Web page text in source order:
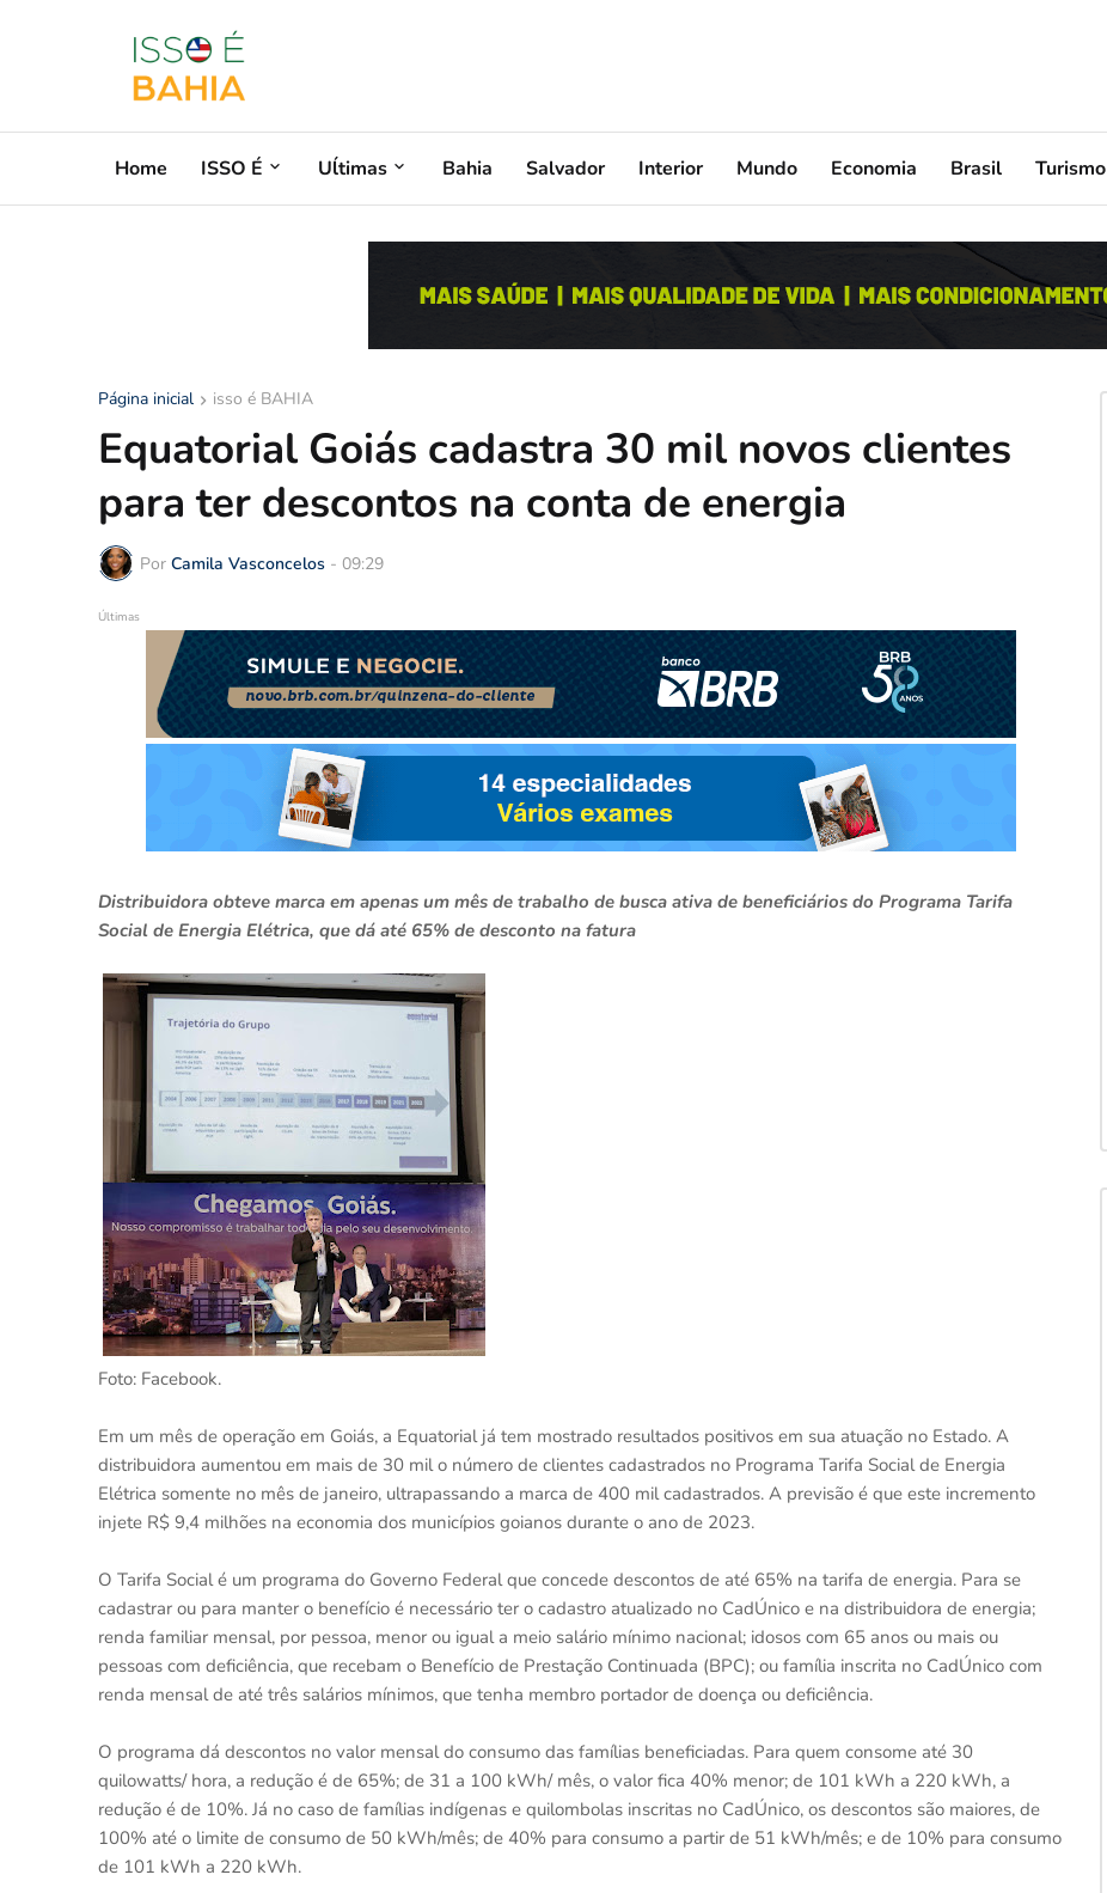
Home ISSO É Uĺtimas Bahia Salvador Interior Mundo Economia Brasil Turismo
Página inicial isso é BAHIA
Equatorial Goiás cadastra 30 mil novos clientes
para ter descontos na conta de energia
Por Camila Vasconcelos - 09:29
Últimas
Distribuidora obteve marca em apenas um mês de trabalho de busca ativa de beneficiários do Programa Tarifa
Social de Energia Elétrica, que dá até 65% de desconto na fatura
Foto: Facebook.
Em um mês de operação em Goiás, a Equatorial já tem mostrado resultados positivos em sua atuação no Estado. A
distribuidora aumentou em mais de 30 mil o número de clientes cadastrados no Programa Tarifa Social de Energia
Elétrica somente no mês de janeiro, ultrapassando a marca de 400 mil cadastrados. A previsão é que este incremento
injete R$ 9,4 milhões na economia dos municípios goianos durante o ano de 2023.
O Tarifa Social é um programa do Governo Federal que concede descontos de até 65% na tarifa de energia. Para se
cadastrar ou para manter o benefício é necessário ter o cadastro atualizado no CadÚnico e na distribuidora de energia;
renda familiar mensal, por pessoa, menor ou igual a meio salário mínimo nacional; idosos com 65 anos ou mais ou
pessoas com deficiência, que recebam o Benefício de Prestação Continuada (BPC); ou família inscrita no CadÚnico com
renda mensal de até três salários mínimos, que tenha membro portador de doença ou deficiência.
O programa dá descontos no valor mensal do consumo das famílias beneficiadas. Para quem consome até 30
quilowatts/ hora, a redução é de 65%; de 31 a 100 kWh/ mês, o valor fica 40% menor; de 101 kWh a 220 kWh, a
redução é de 10%. Já no caso de famílias indígenas e quilombolas inscritas no CadÚnico, os descontos são maiores, de
100% até o limite de consumo de 50 kWh/mês; de 40% para consumo a partir de 51 kWh/mês; e de 10% para consumo
de 101 kWh a 220 kWh.